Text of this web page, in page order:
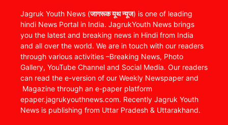
Jagruk Youth News (जागरूक यूथ न्यूज) is one of leading
hindi News Portal in India. JagrukYouth News brings
you the latest and breaking news in Hindi from India
and all over the world. We are in touch with our readers
through various activities –Breaking News, Photo
Gallery, YouTube Channel and Social Media. Our readers
can read the e-version of our Weekly Newspaper and
Magazine through an e-paper platform
epaper.jagrukyouthnews.com. Recently Jagruk Youth
News is publishing from Uttar Pradesh & Uttarakhand.